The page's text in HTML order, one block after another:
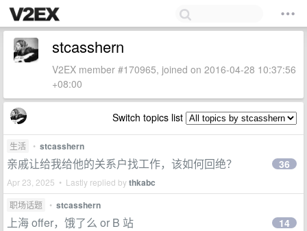
stcasshern
V2EX member #170965, joined on 2016-04-28 10:37:56
+08:00
Switch topics list
生活 • stcasshern
亲戚让给我给他的关系户找工作，该如何回绝？
Apr 23, 2025 • Lastly replied bythkabc
36
职场话题 • stcasshern
上海 offer，饿了么 or B 站 14